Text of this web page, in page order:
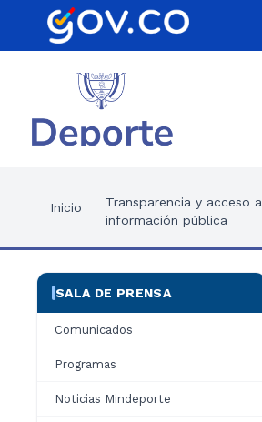
Inicio
Transparencia y acceso a
información pública
SALA DE PRENSA
Comunicados
Programas
Noticias Mindeporte